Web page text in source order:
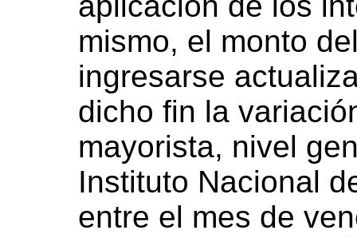
mismo, el monto
ingresarse
dicho fin la
mayorista, nivel
Instituto Nacional
entre el mes de